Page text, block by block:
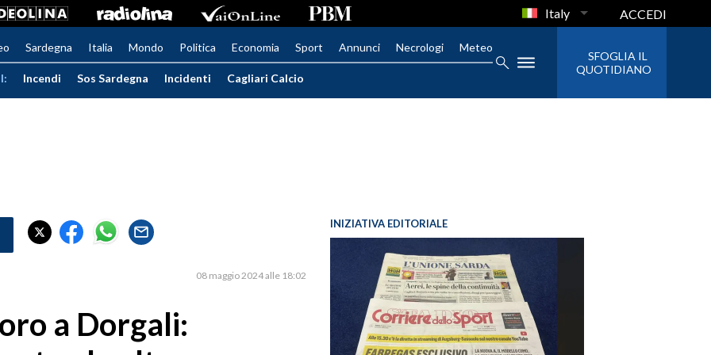
Italy ACCEDI
Sardegna Italia Mondo Politica Economia Sport Annunci Necrologi Meteo
Incendi Sos Sardegna Incidenti Cagliari Calcio
SFOGLIA IL
QUOTIDIANO
08 maggio 2024 alle 18:02
a Dorgali:
INIZIATIVA EDITORIALE